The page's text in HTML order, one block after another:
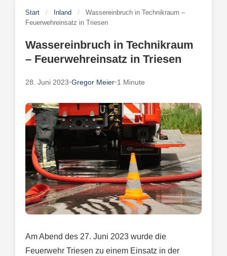
Start / Inland /
Wassereinbruch in Technikraum –
Feuerwehreinsatz in Triesen
Wassereinbruch in Technikraum
– Feuerwehreinsatz in Triesen
28. Juni 2023•Gregor Meier•1 Minute
Am Abend des 27. Juni 2023 wurde die
Feuerwehr Triesen zu einem Einsatz in der